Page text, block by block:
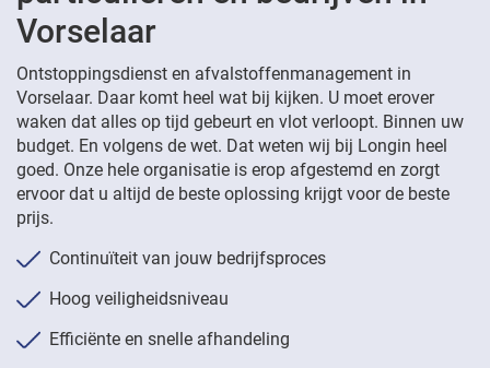
Vorselaar
Ontstoppingsdienst en afvalstoffenmanagement in
Vorselaar. Daar komt heel wat bij kijken. U moet erover
waken dat alles op tijd gebeurt en vlot verloopt. Binnen uw
budget. En volgens de wet. Dat weten wij bij Longin heel
goed. Onze hele organisatie is erop afgestemd en zorgt
ervoor dat u altijd de beste oplossing krijgt voor de beste
prijs.
Continuïteit van jouw bedrijfsproces
Hoog veiligheidsniveau
Efficiënte en snelle afhandeling